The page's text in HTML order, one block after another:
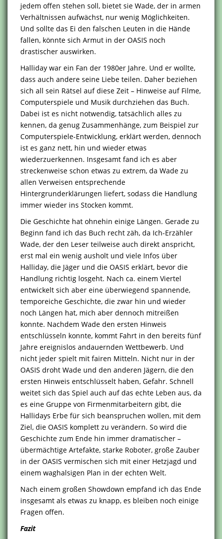
jedem offen stehen soll, bietet sie Wade, der in armen
Verhältnissen aufwächst, nur wenig Möglichkeiten.
Und sollte das Ei den falschen Leuten in die Hände
fallen, könnte sich Armut in der OASIS noch
drastischer auswirken.
Halliday war ein Fan der 1980er Jahre. Und er wollte,
dass auch andere seine Liebe teilen. Daher beziehen
sich all sein Rätsel auf diese Zeit – Hinweise auf Filme,
Computerspiele und Musik durchziehen das Buch.
Dabei ist es nicht notwendig, tatsächlich alles zu
kennen, da genug Zusammenhänge, zum Beispiel zur
Computerspiele-Entwicklung, erklärt werden, dennoch
ist es ganz nett, hin und wieder etwas
wiederzuerkennen. Insgesamt fand ich es aber
streckenweise schon etwas zu extrem, da Wade zu
allen Verweisen entsprechende
Hintergrunderklärungen liefert, sodass die Handlung
immer wieder ins Stocken kommt.
Die Geschichte hat ohnehin einige Längen. Gerade zu
Beginn fand ich das Buch recht zäh, da Ich-Erzähler
Wade, der den Leser teilweise auch direkt anspricht,
erst mal ein wenig ausholt und viele Infos über
Halliday, die Jäger und die OASIS erklärt, bevor die
Handlung richtig losgeht. Nach ca. einem Viertel
entwickelt sich aber eine überwiegend spannende,
temporeiche Geschichte, die zwar hin und wieder
noch Längen hat, mich aber dennoch mitreißen
konnte. Nachdem Wade den ersten Hinweis
entschlüsseln konnte, kommt Fahrt in den bereits fünf
Jahre ereignislos andauernden Wettbewerb. Und
nicht jeder spielt mit fairen Mitteln. Nicht nur in der
OASIS droht Wade und den anderen Jägern, die den
ersten Hinweis entschlüsselt haben, Gefahr. Schnell
weitet sich das Spiel auch auf das echte Leben aus, da
es eine Gruppe von Firmenmitarbeitern gibt, die
Hallidays Erbe für sich beanspruchen wollen, mit dem
Ziel, die OASIS komplett zu verändern. So wird die
Geschichte zum Ende hin immer dramatischer –
übermächtige Artefakte, starke Roboter, große Zauber
in der OASIS vermischen sich mit einer Hetzjagd und
einem waghalsigen Plan in der echten Welt.
Nach einem großen Showdown empfand ich das Ende
insgesamt als etwas zu knapp, es bleiben noch einige
Fragen offen.
Fazit